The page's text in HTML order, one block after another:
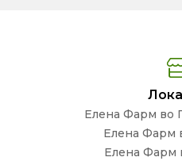
Елена Фарм во
Елена Фарм
Елена Фарм